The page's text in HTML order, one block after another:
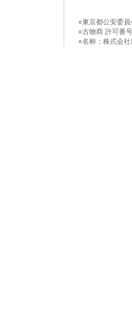
○東京都公安委
○古物商 許可番
○名称：株式会